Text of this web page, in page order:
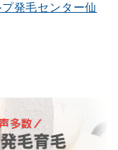
発毛センター仙